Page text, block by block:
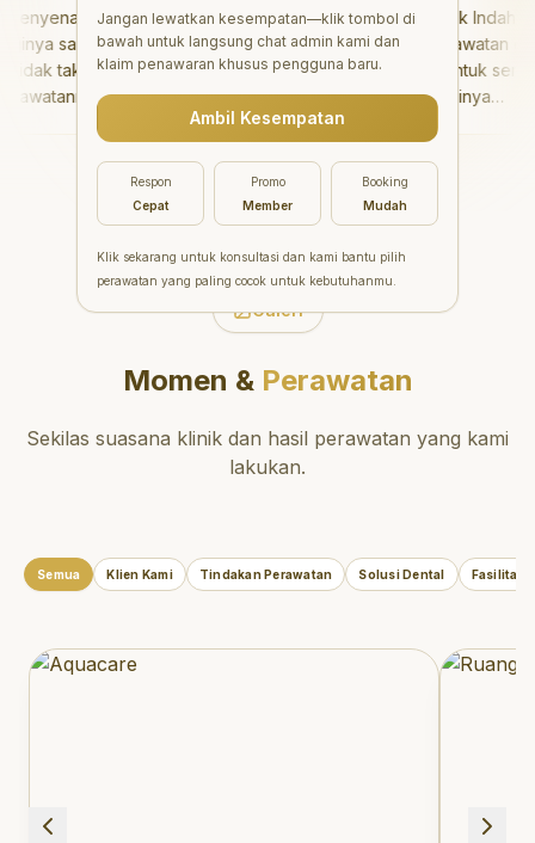
sangat baik
takut sama
tidak
setelahnya.
ke dokter
"Aesthetic Pondok Indah
menawarkan perawatan gigi
yang luar biasa untuk semua
orang. Dokter giginya
profesional, ramah, dan
meluangkan waktu untuk
mengedukasi pasien tentang
kesehatan gigi dan mulut
yang baik. Klinik ini terletak di
daerah yang strategis,
sehingga nyaman untuk
direkomendasikan untuk
dan berkualitas!
Galeri
Momen &Perawatan
Sekilas suasana klinik dan hasil perawatan yang kami
lakukan.
Semua Klien Kami Tindakan Perawatan Solusi Dental Fasilitas
Jangan lewatkan kesempatan—klik tombol di
bawah untuk langsung chat admin kami dan
klaim penawaran khusus pengguna baru.
Ambil Kesempatan
Respon
Cepat
Promo
Member
Booking
Mudah
Klik sekarang untuk konsultasi dan kami bantu pilih
perawatan yang paling cocok untuk kebutuhanmu.